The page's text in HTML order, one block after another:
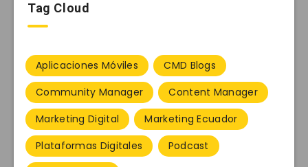
Tag Cloud
Aplicaciones Móviles
CMD Blogs
Community Manager
Content Manager
Marketing Digital
Marketing Ecuador
Plataformas Digitales
Podcast